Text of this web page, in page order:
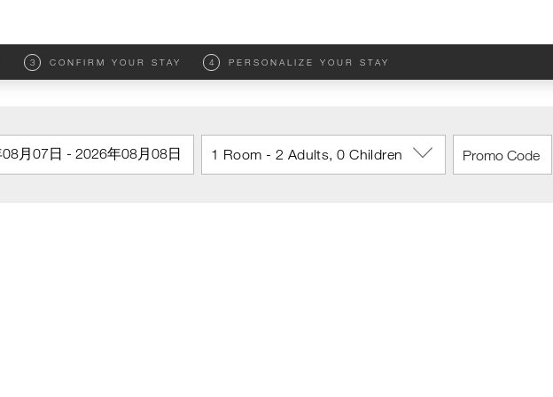
3 CONFIRM YOUR STAY 4 PERSONALIZE YOUR STAY
1 Room - 2 Adults, 0 Children